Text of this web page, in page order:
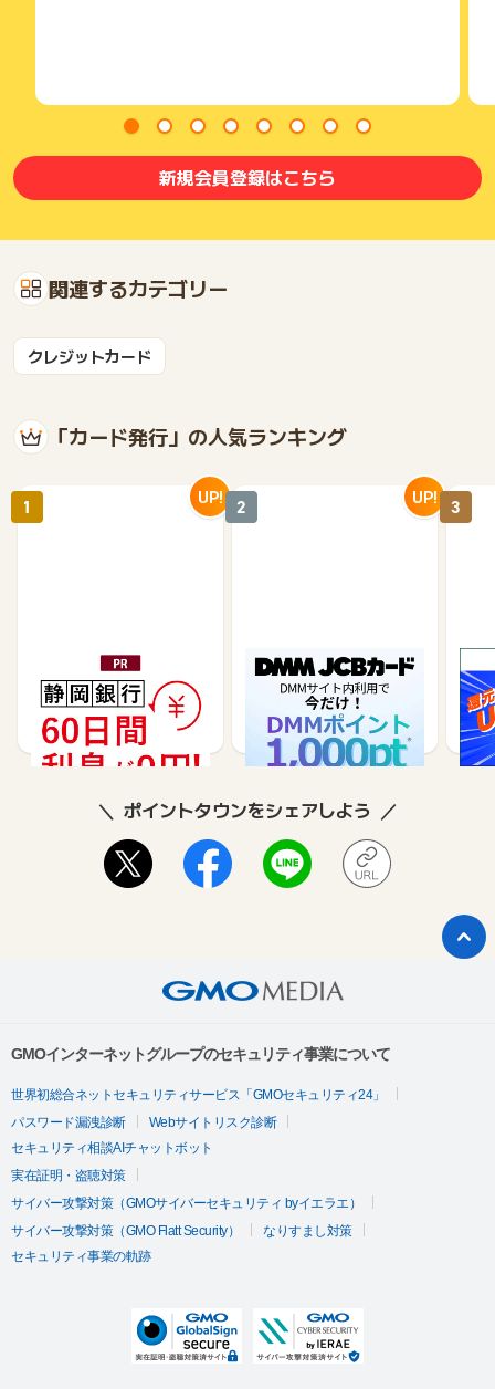
新規会員登録はこちら
関連するカテゴリー
クレジットカード
「カード発行」の人気ランキング
静岡銀行カードローンSE
LECA（セレカ）
26,250 35,000
1 UP!
DMM JCBカード（発
3,000 5,500
2 UP!
※合
※【
シ
3
ポイントタウンをシェアしよう
GMOインターネットグループのセキュリティ事業について
世界初総合ネットセキュリティサービス「GMOセキュリティ24」
パスワード漏洩診断
Webサイトリスク診断
セキュリティ相談AIチャットボット
実在証明・盗聴対策
サイバー攻撃対策（GMOサイバーセキュリティ byイエラエ）
サイバー攻撃対策（GMO Flatt Security）
なりすまし対策
セキュリティ事業の軌跡